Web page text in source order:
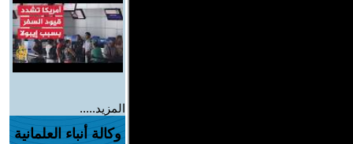
المزيد.....
وكالة أنباء العلمانية